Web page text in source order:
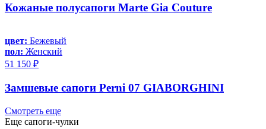
Кожаные полусапоги Marte Gia Couture
цвет: Бежевый
пол: Женский
51 150 ₽
Замшевые сапоги Perni 07 GIABORGHINI
Смотреть еще
Еще сапоги-чулки